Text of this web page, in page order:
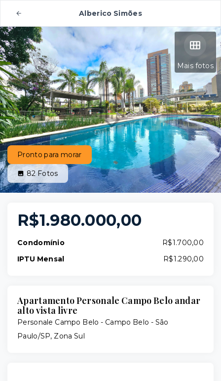
Alberico Simões
Mais fotos
Pronto para morar
82Fotos
R$1.980.000,00
Condomínio
R$1.700,00
IPTU Mensal
R$1.290,00
Apartamento Personale Campo Belo andar
alto vista livre
Personale Campo Belo - Campo Belo - São
Paulo/SP, Zona Sul